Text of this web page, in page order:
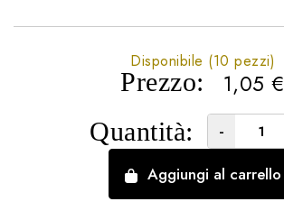
Prezzo: 1,05€
Disponibile (10 pezzi)
Quantità: -
Aggiungi al carrello